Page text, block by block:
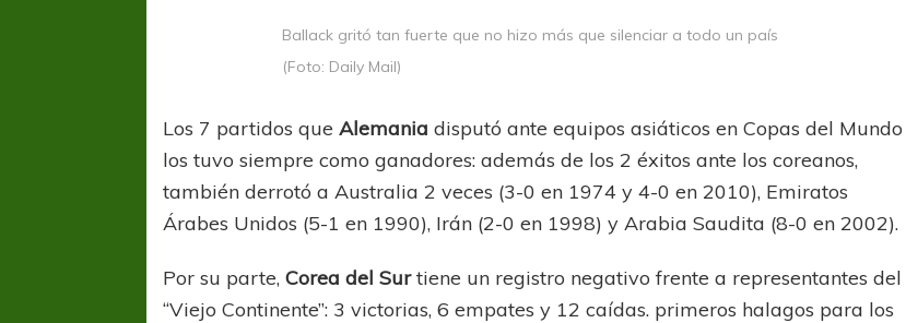
Ballack gritó tan fuerte que no hizo más que silenciar a todo un país
(Foto: Daily Mail)
Los 7 partidos queAlemania disputó ante equipos asiáticos en Copas del Mundo
los tuvo siempre como ganadores: además de los 2 éxitos ante los coreanos,
también derrotó a Australia 2 veces (3-0 en 1974 y 4-0 en 2010), Emiratos
Árabes Unidos (5-1 en 1990), Irán (2-0 en 1998) y Arabia Saudita (8-0 en 2002).
Por su parte,Corea del Surtiene un registro negativo frente a representantes del
“Viejo Continente”: 3 victorias, 6 empates y 12 caídas. primeros halagos para los